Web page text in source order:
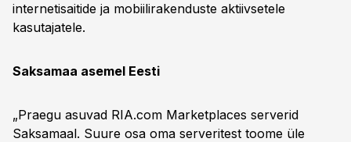
internetisaitide ja mobiilirakenduste aktiivsetele
kasutajatele.
Saksamaa asemel Eesti
„Praegu asuvad RIA.com Marketplaces serverid
Saksamaal. Suure osa oma serveritest toome üle